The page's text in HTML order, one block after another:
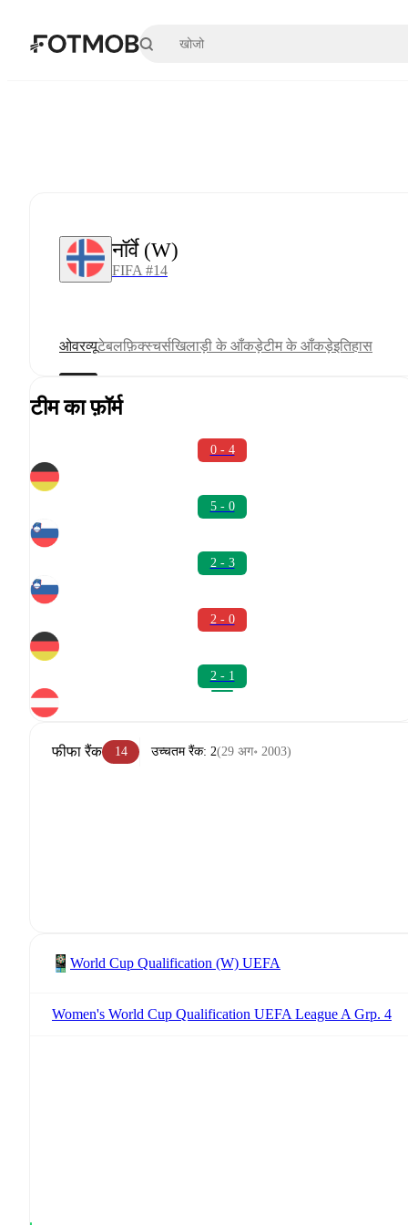
नॉर्वे (W)
FIFA #14
ओवरव्यूटेबलफ़िक्स्चर्सखिलाड़ी के आँकड़ेटीम के आँकड़ेइतिहास
टीम का फ़ॉर्म
0 - 4
5 - 0
2 - 3
2 - 0
2 - 1
फीफा रैंक 14 उच्चतम रैंक: 2(29 अग॰ 2003)
World Cup Qualification (W) UEFA
Women's World Cup Qualification UEFA League A Grp. 4